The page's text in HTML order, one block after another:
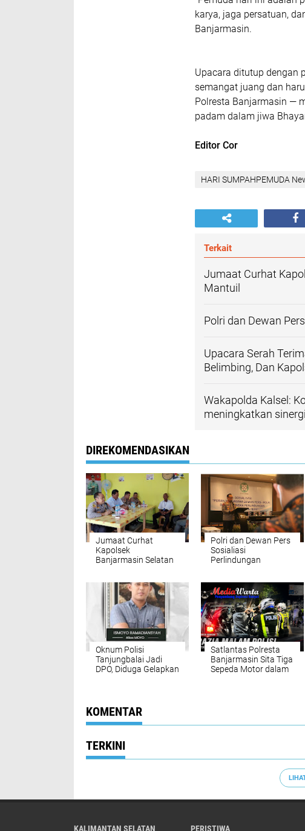
karya, jaga persatuan,
Banjarmasin.
Upacara ditutup dengan
semangat juang dan
Polresta Banjarmasin —
padam dalam jiwa
Editor Cor
HARI SUMPAHPEMUDA
Terkait
Jumaat Curhat
Mantuil
Polri dan Dewan
Upacara Serah
Belimbing, Dan
Wakapolda Kalsel:
meningkatkan
DIREKOMENDASIKAN
Jumaat Curhat
Kapolsek
Banjarmasin Selatan
Polri dan Dewan Pers
Sosialiasi
Perlindungan
Oknum Polisi
Tanjungbalai Jadi
DPO, Diduga Gelapkan
Satlantas Polresta
Banjarmasin Sita Tiga
Sepeda Motor dalam
KOMENTAR
TERKINI
KALIMANTAN SELATAN PERISTIWA